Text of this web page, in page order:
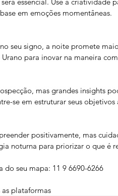
em emoções momentâneas.
seu signo, a noite promete
para inovar na maneira
mas grandes insights
se em estruturar seus
positivamente, mas
noturna para priorizar o que é
do seu mapa: 11 9 6690-6266
plataformas